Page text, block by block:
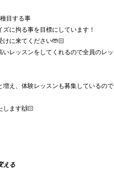
目する事
に拘る事を目標にしています！
けに来てください🤲🏻
いレッスンをしてくれるので全員のレ
増え、体験レッスンも募集しているの
します🙌🏻
える